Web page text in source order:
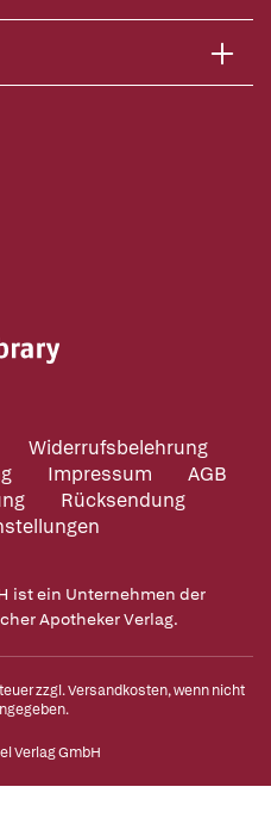
Widerrufsbelehrung
Impressum
AGB
Rücksendung
ist ein Unternehmen der
Apotheker Verlag.
zzgl.Versandkosten, wenn nicht
Verlag GmbH